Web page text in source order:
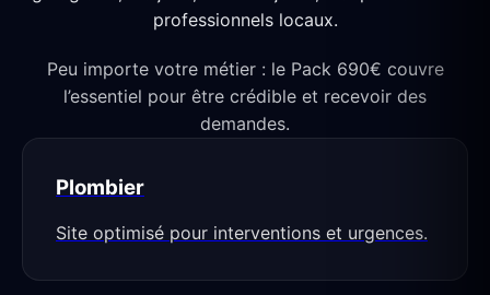
professionnels locaux.
Peu importe votre métier : le Pack 690€ couvre
l’essentiel pour être crédible et recevoir des
demandes.
Plombier
Site optimisé pour interventions et urgences.